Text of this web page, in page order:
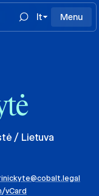
lt
Menu
/ Lietuva
/vCard